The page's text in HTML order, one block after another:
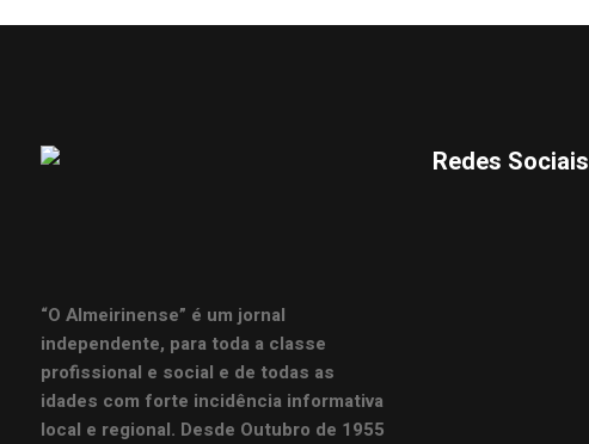
“O Almeirinense” é um jornal
independente, para toda a classe
profissional e social e de todas as
idades com forte incidência informativa
local e regional. Desde Outubro de 1955
Redes Sociais